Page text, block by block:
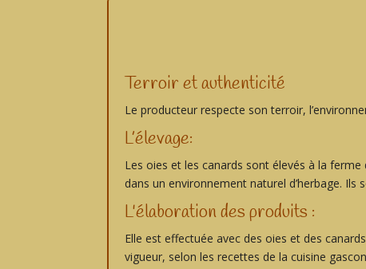
Terroir et authenticité
Le producteur respecte son terroir,
L’élevage:
Les oies et les canards sont élevés à la
dans un environnement naturel d’herbage.
L'élaboration des produits :
Elle est effectuée avec des oies et des
vigueur, selon les recettes de la cuisine